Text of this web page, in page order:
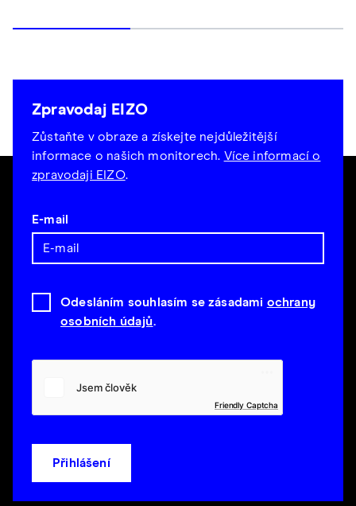
Zpravodaj EIZO
Zůstaňte v obraze a získejte nejdůležitější
informace o našich monitorech. Více informací o
zpravodaji EIZO.
E-mail
Odesláním souhlasím se zásadami ochrany
osobních údajů.
Friendly Captcha
Přihlášení